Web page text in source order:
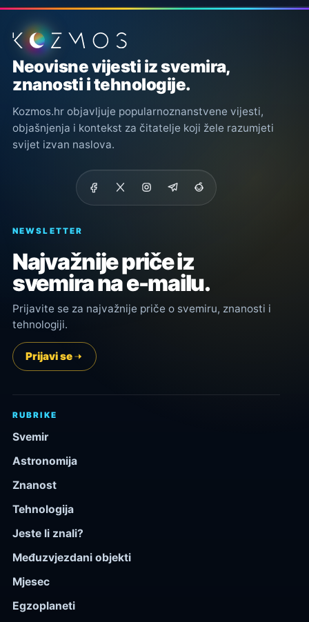
Podnožje stranice
Neovisne vijesti iz svemira,
znanosti i tehnologije.
Kozmos.hr objavljuje popularnoznanstvene vijesti,
objašnjenja i kontekst za čitatelje koji žele razumjeti
svijet izvan naslova.
NEWSLETTER
Najvažnije priče iz
svemira na e-mailu.
Prijavite se za najvažnije priče o svemiru, znanosti i
tehnologiji.
Prijavi se
RUBRIKE
Svemir
Astronomija
Znanost
Tehnologija
Jeste li znali?
Međuzvjezdani objekti
Mjesec
Egzoplaneti